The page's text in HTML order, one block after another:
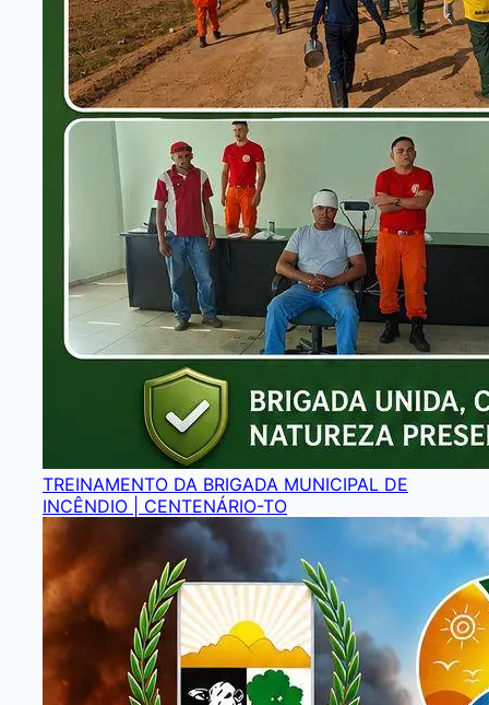
TREINAMENTO DA BRIGADA MUNICIPAL DE
INCÊNDIO | CENTENÁRIO-TO